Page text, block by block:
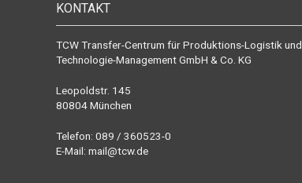
KONTAKT
TCW Transfer-Centrum für Produktions-Logistik und
Technologie-Management GmbH & Co. KG
Leopoldstr. 145
80804 München
Telefon: 089 / 360523-0
E-Mail: mail@tcw.de